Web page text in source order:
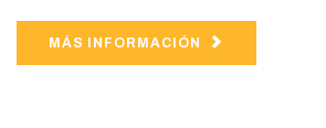
MÁS INFORMACIÓN